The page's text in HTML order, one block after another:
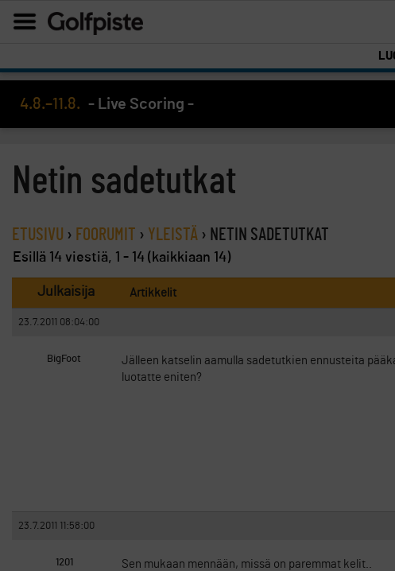
4.8.–11.8. - Live Scoring -
Netin sadetutkat
ETUSIVU › FOORUMIT › YLEISTÄ › NETIN SADETUTKAT
Esillä 14 viestiä, 1 - 14 (kaikkiaan 14)
Julkaisija Artikkelit
23.7.2011 08:04:00
BigFoot
Jälleen katselin aamulla sadetutkien ennusteita
luotatte eniten?
23.7.2011 11:58:00
1201 Sen mukaan mennään, missä on paremmat kelit..